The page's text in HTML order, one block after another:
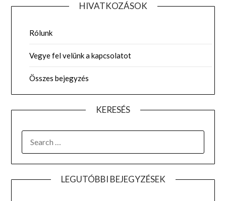
HIVATKOZÁSOK
Rólunk
Vegye fel velünk a kapcsolatot
Összes bejegyzés
KERESÉS
FOR:
LEGUTÓBBI BEJEGYZÉSEK